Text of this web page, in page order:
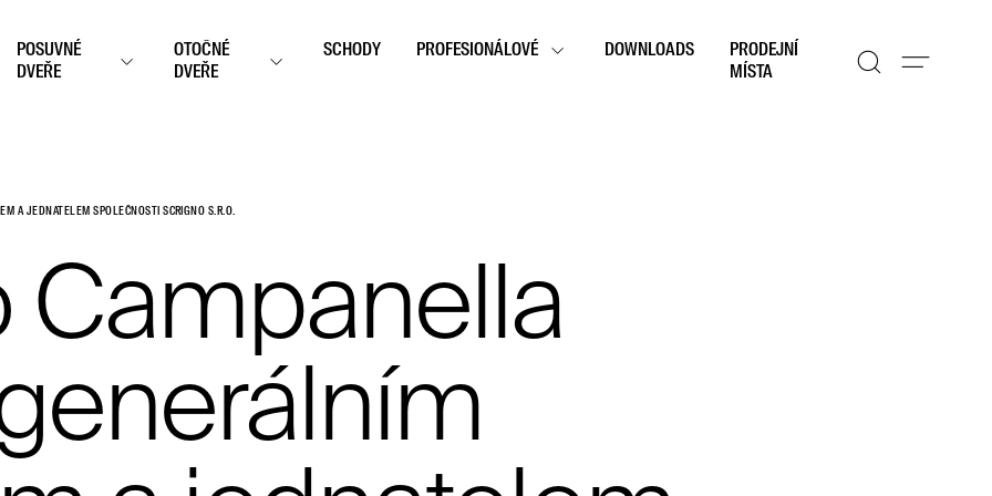
POSUVNÉ
DVEŘE
OTOČNÉ
DVEŘE
SCHODY PROFESIONÁLOVÉ DOWNLOADS
PRODEJNÍ
MÍSTA
A JEDNATELEM SPOLEČNOSTI SCRIGNO S.R.O.
Campanella